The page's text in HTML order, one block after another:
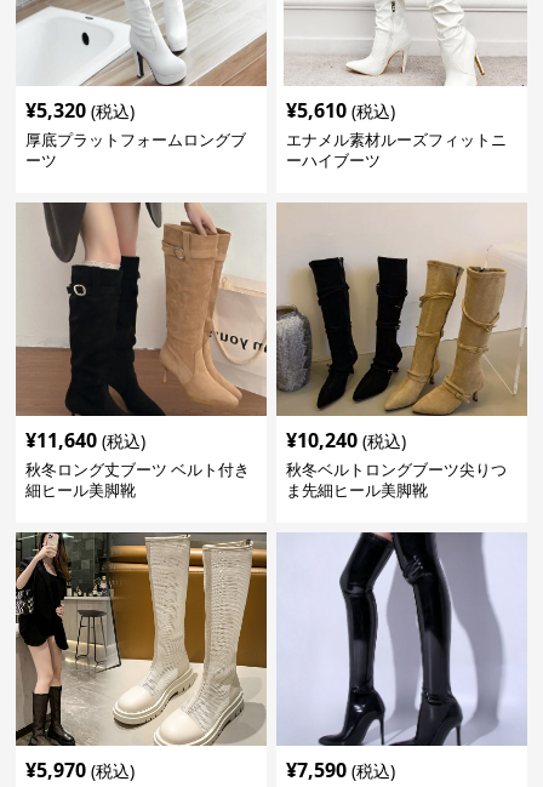
¥5,320 (税込)
厚底プラットフォームロングブ
ーツ
¥5,610 (税込)
エナメル素材ルーズフィットニ
ーハイブーツ
¥11,640 (税込)
秋冬ロング丈ブーツ ベルト付き
細ヒール美脚靴
¥10,240 (税込)
秋冬ベルトロングブーツ尖りつ
ま先細ヒール美脚靴
¥5,970 (税込) ¥7,590 (税込)